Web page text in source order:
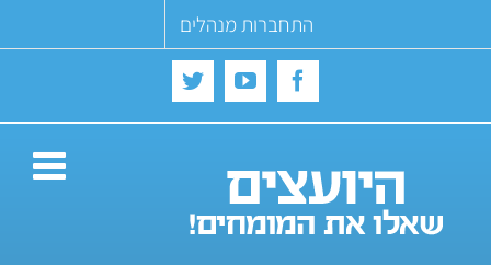
התחברות מנהלים
Facebook
YouTube
Twitter